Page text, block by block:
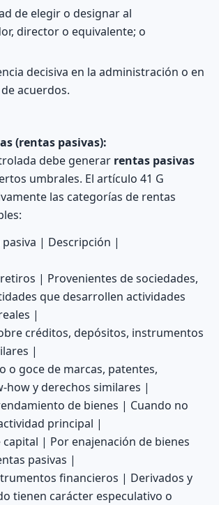
de elegir o designar al
director o equivalente; o
decisiva en la administración o en
acuerdos.
(rentas pasivas):
debe generar rentas pasivas
umbrales. El artículo 41 G
las categorías de rentas
| Descripción |
| Provenientes de sociedades,
que desarrollen actividades
|
créditos, depósitos, instrumentos
|
o goce de marcas, patentes,
how y derechos similares |
de bienes | Cuando no
principal |
capital | Por enajenación de bienes
pasivas |
financieros | Derivados y
tienen carácter especulativo o